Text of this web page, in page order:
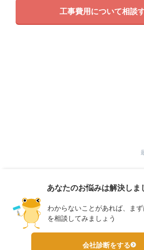
工事費用について相談
あなたのお悩みは解決しま
わからないことがあれば、ま
を相談してみましょう
会社診断をする